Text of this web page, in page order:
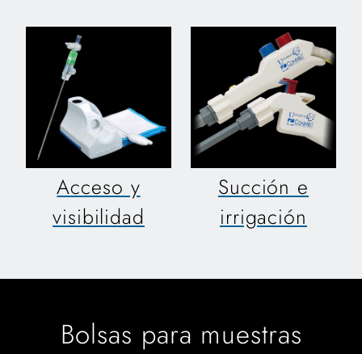
Acceso y
visibilidad
Succión e
irrigación
Bolsas para muestras